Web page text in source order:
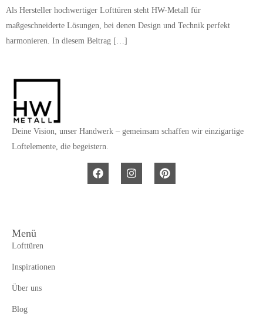
Als Hersteller hochwertiger Lofttüren steht HW-Metall für
maßgeschneiderte Lösungen, bei denen Design und Technik perfekt
harmonieren. In diesem Beitrag […]
Deine Vision, unser Handwerk – gemeinsam schaffen wir einzigartige
Loftelemente, die begeistern.
Menü
Lofttüren
Inspirationen
Über uns
Blog